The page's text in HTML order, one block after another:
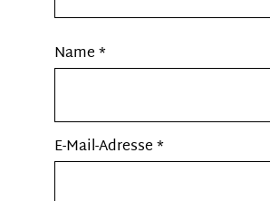
Name*
E-Mail-Adresse*